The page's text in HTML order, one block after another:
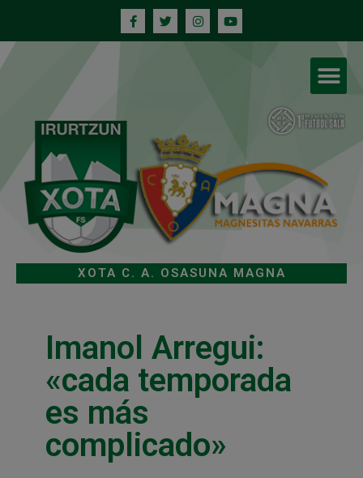
XOTA C. A. OSASUNA MAGNA
Imanol Arregui:
«cada temporada
es más
complicado»